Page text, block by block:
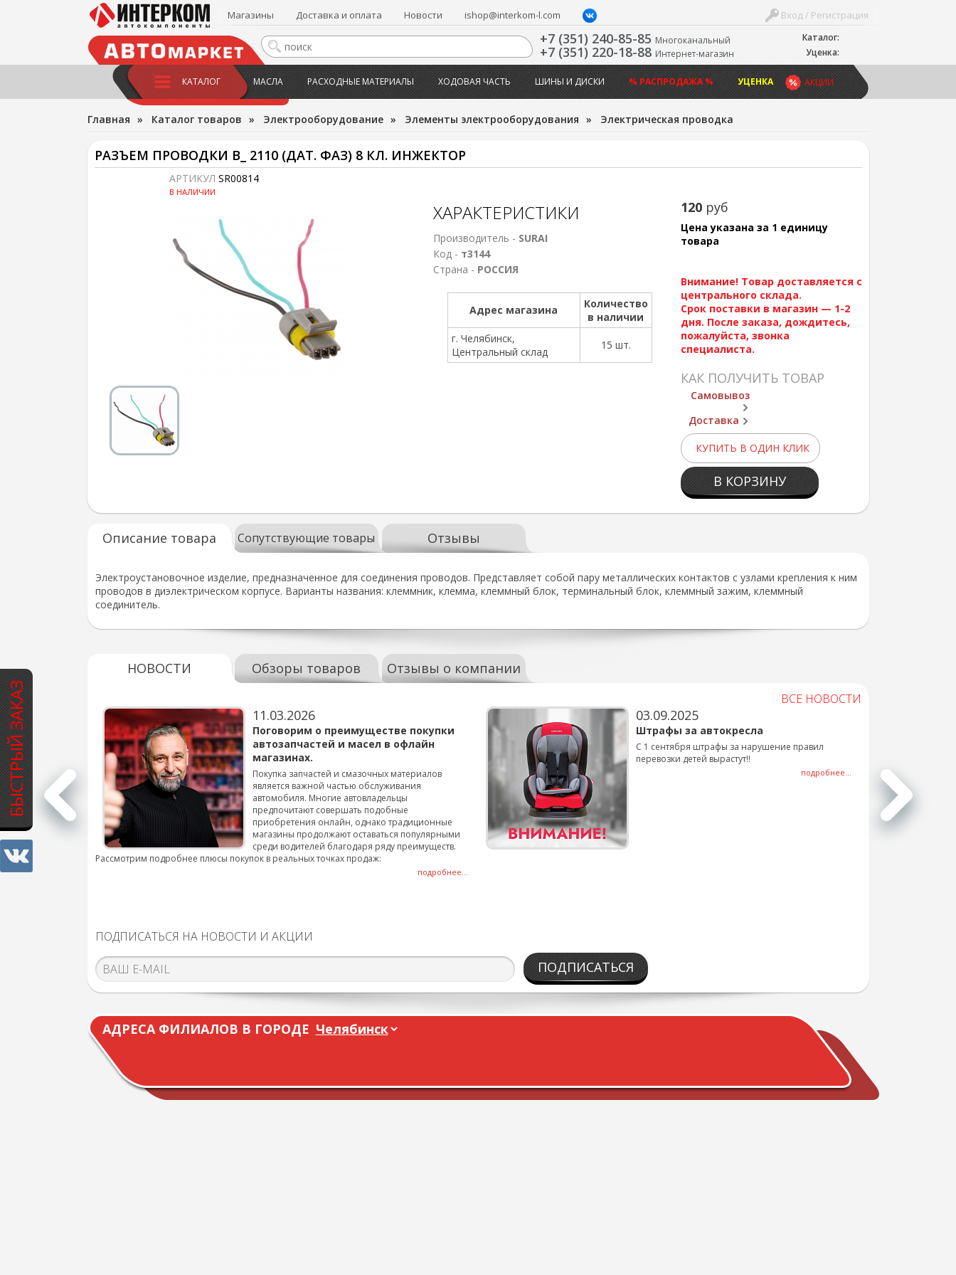
БЫСТРЫЙ ЗАКАЗ
Каталог:
Уценка:
Вход / Регистрация
Магазины Доставка и оплата Новости ishop@interkom-l.com
+7 (351) 240-85-85 Многоканальный
+7 (351) 220-18-88 Интернет-магазин
АКЦИИ
КАТАЛОГ МАСЛА РАСХОДНЫЕ МАТЕРИАЛЫ ХОДОВАЯ ЧАСТЬ ШИНЫ И ДИСКИ % РАСПРОДАЖА % УЦЕНКА
Главная » Каталог товаров » Электрооборудование » Элементы электрооборудования » Электрическая проводка
РАЗЪЕМ ПРОВОДКИ В_ 2110 (ДАТ. ФАЗ) 8 КЛ. ИНЖЕКТОР
АРТИКУЛ SR00814
В НАЛИЧИИ
120 руб
Цена указана за 1 единицу
товара
Внимание! Товар доставляется с
центрального склада.
Срок поставки в магазин — 1-2
дня. После заказа, дождитесь,
пожалуйста, звонка
специалиста.
КАК ПОЛУЧИТЬ ТОВАР
Самовывоз
Доставка
КУПИТЬ В ОДИН КЛИК
В КОРЗИНУ
ХАРАКТЕРИСТИКИ
Производитель - SURAI
Код - т3144
Страна - РОССИЯ
Адрес магазина
Количество
в наличии
г. Челябинск,
Центральный склад
15 шт.
Описание товара Сопутствующие товары Отзывы
Электроустановочное изделие, предназначенное для соединения проводов. Представляет собой пару металлических контактов с узлами крепления к ним
проводов в диэлектрическом корпусе. Варианты названия: клеммник, клемма, клеммный блок, терминальный блок, клеммный зажим, клеммный
соединитель.
НОВОСТИ Обзоры товаров Отзывы о компании
ВСЕ НОВОСТИ
для
смены шин на
подробнее...
11.03.2026
Поговорим о преимуществе покупки
автозапчастей и масел в офлайн
магазинах.
Покупка запчастей и смазочных материалов
является важной частью обслуживания
автомобиля. Многие автовладельцы
предпочитают совершать подобные
приобретения онлайн, однако традиционные
магазины продолжают оставаться популярными
среди водителей благодаря ряду преимуществ.
Рассмотрим подробнее плюсы покупок в реальных точках продаж:
подробнее...
03.09.2025
Штрафы за автокресла
С 1 сентября штрафы за нарушение правил
перевозки детей вырастут!!
подробнее...
ПОДПИСАТЬСЯ НА НОВОСТИ И АКЦИИ
ПОДПИСАТЬСЯ
АДРЕСА ФИЛИАЛОВ В ГОРОДЕ